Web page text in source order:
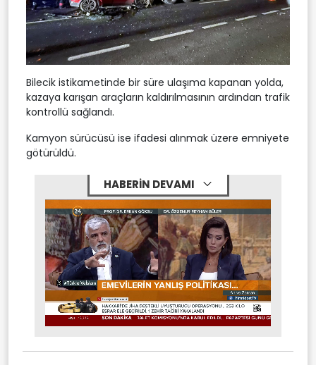
Bilecik istikametinde bir süre ulaşıma kapanan yolda,
kazaya karışan araçların kaldırılmasının ardından trafik
kontrollü sağlandı.
Kamyon sürücüsü ise ifadesi alınmak üzere emniyete
götürüldü.
HABERİN DEVAMI
Mute Stream